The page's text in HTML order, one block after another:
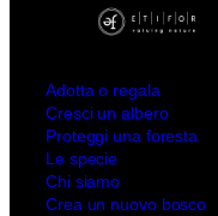
Adotta o regala
Cresci un albero
Proteggi una foresta
Le specie
Chi siamo
Crea un nuovo bosco